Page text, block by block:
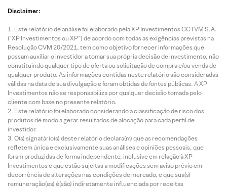
Disclaimer:
Este relatório de análise foi elaborado pela XP Investimentos CCTVM S.A.
(“XP Investimentos ou XP”) de acordo com todas as exigências previstas na
Resolução CVM 20/2021, tem como objetivo fornecer informações que
possam auxiliar o investidor a tomar sua própria decisão de investimento, não
constituindo qualquer tipo de oferta ou solicitação de compra e/ou venda de
qualquer produto. As informações contidas neste relatório são consideradas
válidas na data de sua divulgação e foram obtidas de fontes públicas. A XP
Investimentos não se responsabiliza por qualquer decisão tomada pelo
cliente com base no presente relatório.
Este relatório foi elaborado considerando a classificação de risco dos
produtos de modo a gerar resultados de alocação para cada perfil de
investidor.
O(s) signatário(s) deste relatório declara(m) que as recomendações
refletem única e exclusivamente suas análises e opiniões pessoais, que
foram produzidas de forma independente, inclusive em relação à XP
Investimentos e que estão sujeitas a modificações sem aviso prévio em
decorrência de alterações nas condições de mercado, e que sua(s)
remuneração(es) é(são) indiretamente influenciada por receitas